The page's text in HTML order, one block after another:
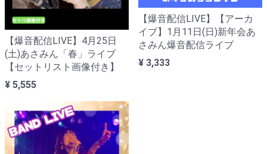
【爆音配信LIVE】4月25日
(土)あさみん「春」ライブ
【セットリスト画像付き】
¥ 5,555
【爆音配信LIVE】【アーカ
イブ】1月11日(日)新年会あ
さみん爆音配信ライブ
¥ 3,333